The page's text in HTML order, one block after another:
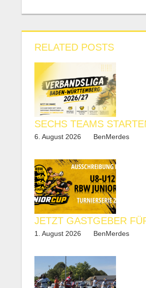
Navigation
RELATED POSTS
SECHS TEAMS
6. August 2026 BenMerdes
JETZT GASTGEBER
1. August 2026 BenMerdes